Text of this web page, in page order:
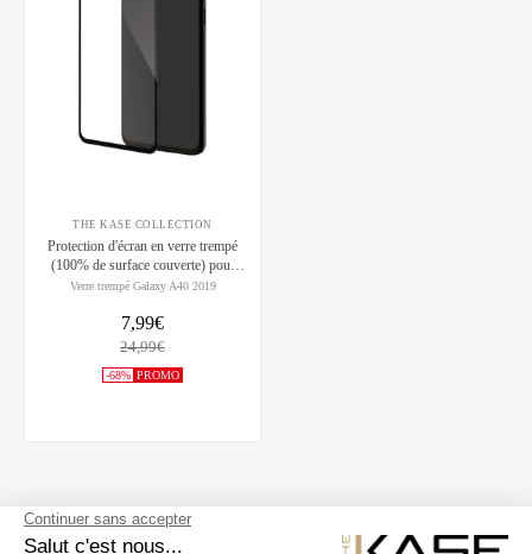
THE KASE COLLECTION
Protection d'écran en verre trempé
(100% de surface couverte) pour
Samsung Galaxy A40 2019, Noir
Verre trempé Galaxy A40 2019
7,99€
24,99€
-68% PROMO